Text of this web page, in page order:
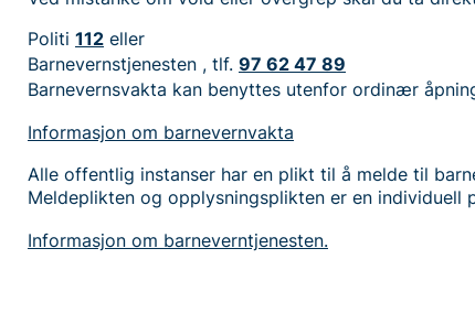
Politi 112 eller
Barnevernstjenesten , tlf. 97 62 47 89
Barnevernsvakta kan benyttes utenfor ordinær
Informasjon om barnevernvakta
Alle offentlig instanser har en plikt til å melde til
Meldeplikten og opplysningsplikten er en individuell
Informasjon om barneverntjenesten.